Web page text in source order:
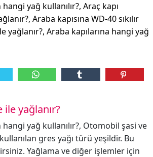
yağ kullanılır?, Araç kapı
Araba kapısına WD-40 sıkılır
yağlanır?, Araba kapılarına hangi yağ
ile yağlanır?
hangi yağ kullanılır?, Otomobil şasi ve
gres yağı türü yeşildir. Bu
Yağlama ve diğer işlemler için